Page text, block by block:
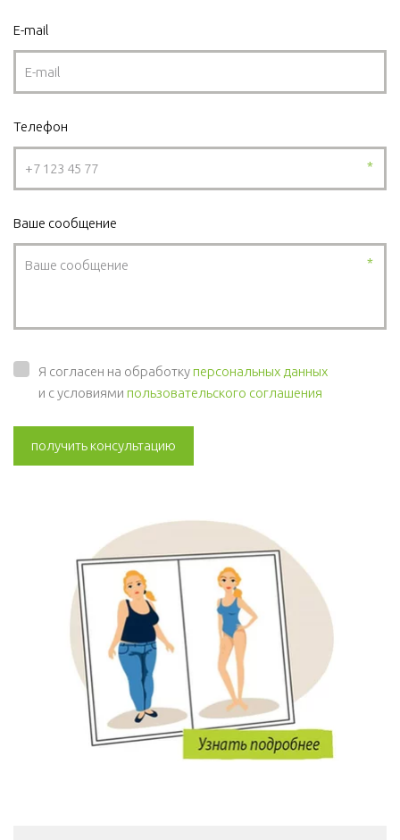
E-mail
Телефон
*
Ваше сообщение
*
Я согласен на обработкуперсональных данных
и с условиями пользовательского соглашения
получить консультацию